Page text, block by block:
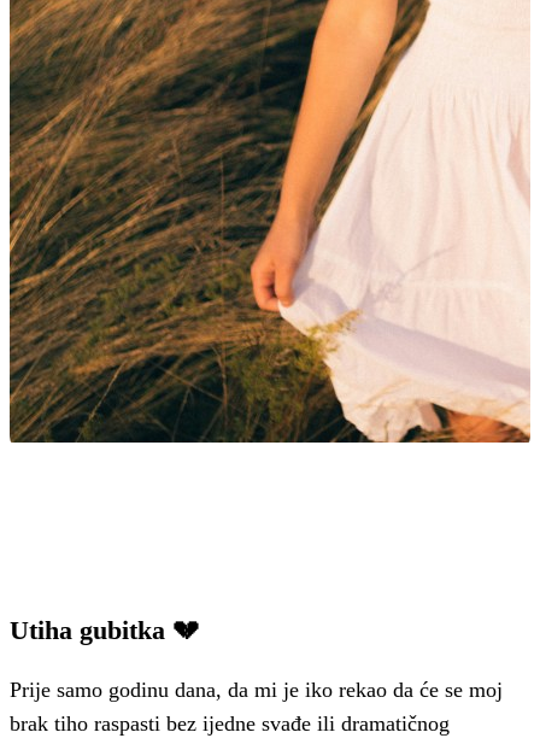
Utiha gubitka 💔
Prije samo godinu dana, da mi je iko rekao da će se moj
brak tiho raspasti bez ijedne svađe ili dramatičnog